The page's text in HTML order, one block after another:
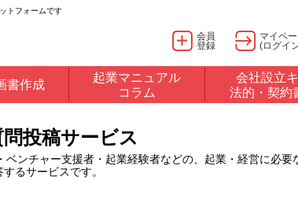
トフォームです
会員
登録
マイペ
(ログイ
書作成
起業マニュアル
コラム
会社設立
法的・契約
投稿サービス
ンチャー支援者・起業経験者などの、起業・経営に必
るサービスです。